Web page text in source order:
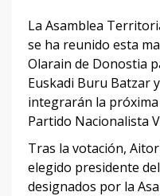
La Asamblea
se ha reunido esta
Olarain de Donostia
Euskadi Buru Batzar
integrarán la
Partido Nacionalista
Tras la votación,
elegido presidente
designados por la